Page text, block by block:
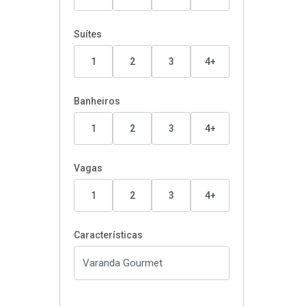
Suítes
1 2 3 4+
Banheiros
1 2 3 4+
Vagas
1 2 3 4+
Características